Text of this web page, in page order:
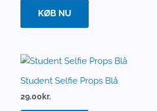
KØB NU
Student Selfie Props Blå
29.00kr.